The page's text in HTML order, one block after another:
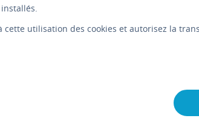
Regedit :
Windows
cette utilisation des cookies et autorisez la